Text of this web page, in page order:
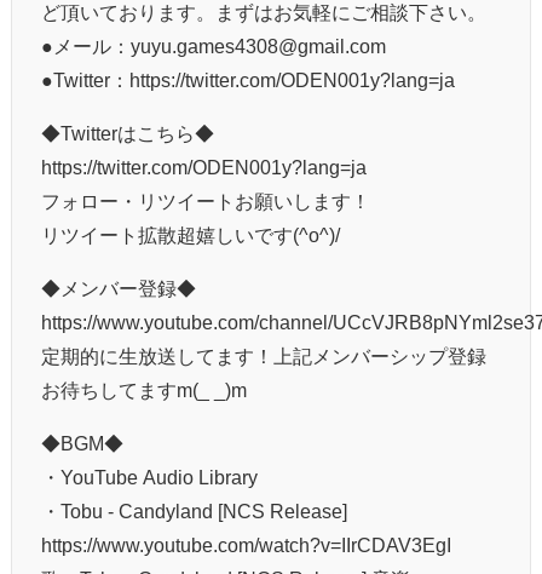
ど頂いております。まずはお気軽にご相談下さい。
●メール：yuyu.games4308@gmail.com
●Twitter：https://twitter.com/ODEN001y?lang=ja
◆Twitterはこちら◆
https://twitter.com/ODEN001y?lang=ja
フォロー・リツイートお願いします！
リツイート拡散超嬉しいです(^o^)/
◆メンバー登録◆
https://www.youtube.com/channel/
定期的に生放送してます！上記メンバーシップ登録
お待ちしてますm(_ _)m
◆BGM◆
・YouTube Audio Library
・Tobu - Candyland [NCS Release]
https://www.youtube.com/watch?v=IIrCDAV3EgI